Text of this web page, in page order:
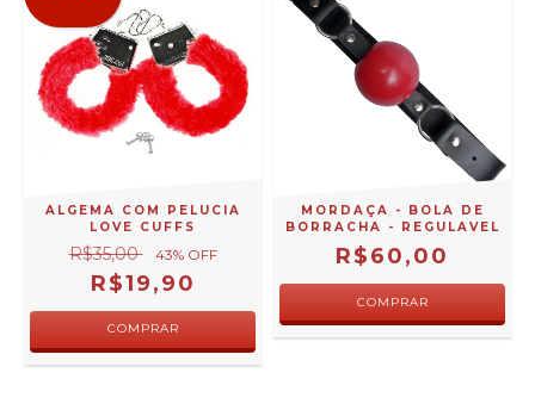
ALGEMA COM PELUCIA
LOVE CUFFS
R$35,00 43% OFF
R$19,90
COMPRAR
MORDAÇA - BOLA DE
BORRACHA - REGULAVEL
R$60,00